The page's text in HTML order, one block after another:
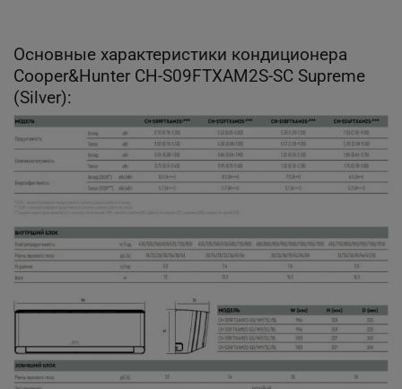
Основные характеристики кондиционера
Cooper&Hunter CH-S09FTXAM2S-SC Supreme
(Silver):